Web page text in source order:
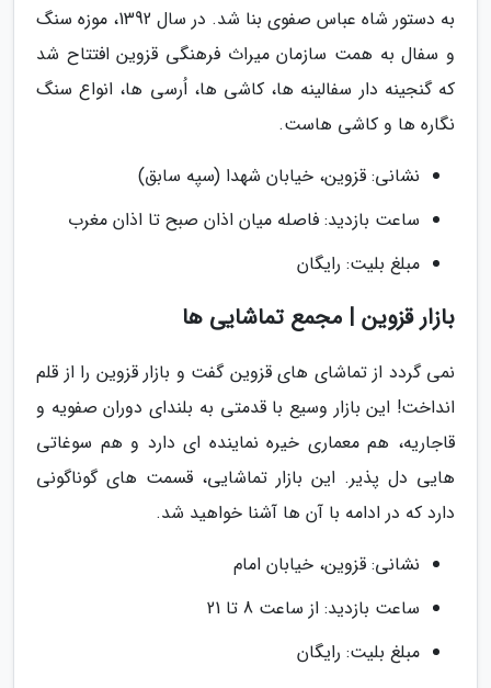
به دستور شاه عباس صفوی بنا شد. در سال 1392، موزه سنگ
و سفال به همت سازمان میراث فرهنگی قزوین افتتاح شد
که گنجینه دار سفالینه ها، کاشی ها، اُرسی ها، انواع سنگ
نگاره ها و کاشی هاست.
نشانی: قزوین، خیابان شهدا (سپه سابق)
ساعت بازدید: فاصله میان اذان صبح تا اذان مغرب
مبلغ بلیت: رایگان
بازار قزوین | مجمع تماشایی ها
نمی گردد از تماشای های قزوین گفت و بازار قزوین را از قلم
انداخت! این بازار وسیع با قدمتی به بلندای دوران صفویه و
قاجاریه، هم معماری خیره نماینده ای دارد و هم سوغاتی
هایی دل پذیر. این بازار تماشایی، قسمت های گوناگونی
دارد که در ادامه با آن ها آشنا خواهید شد.
نشانی: قزوین، خیابان امام
ساعت بازدید: از ساعت 8 تا 21
مبلغ بلیت: رایگان